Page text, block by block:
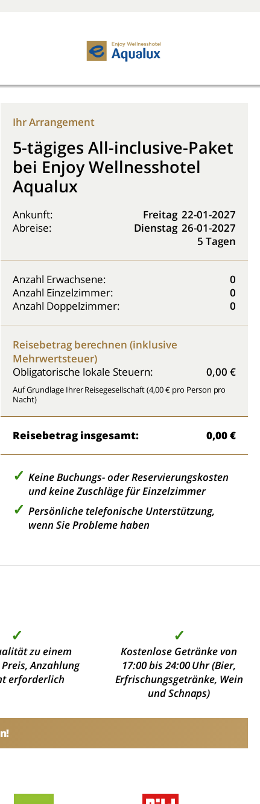
Ihr Arrangement
5-tägiges All-inclusive-Paket
bei Enjoy Wellnesshotel
Aqualux
Ankunft: Freitag 22-01-2027
Abreise:
Dienstag 26-01-2027
5 Tagen
Anzahl Erwachsene:
0
Anzahl Einzelzimmer:
0
Anzahl Doppelzimmer:
0
Reisebetrag berechnen (inklusive
Mehrwertsteuer)
Obligatorische lokale Steuern:
0,00 €
Auf Grundlage Ihrer Reisegesellschaft (4,00 € pro Person pro
Nacht)
Reisebetrag insgesamt: 0,00 €
Keine Buchungs- oder Reservierungskosten
und keine Zuschläge für Einzelzimmer
Persönliche telefonische Unterstützung,
wenn Sie Probleme haben
✓
zu einem
Anzahlung
erforderlich
✓
Kostenlose Getränke von
17:00 bis 24:00 Uhr (Bier,
Erfrischungsgetränke, Wein
und Schnaps)